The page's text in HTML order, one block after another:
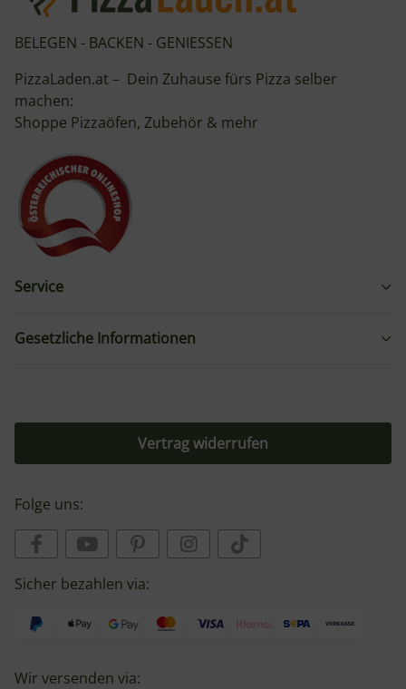
BELEGEN - BACKEN - GENIESSEN
PizzaLaden.at – Dein Zuhause fürs Pizza selber
machen:
Shoppe Pizzaöfen, Zubehör & mehr
Service
Gesetzliche Informationen
Vertrag widerrufen
Folge uns:
Sicher bezahlen via:
Wir versenden via: